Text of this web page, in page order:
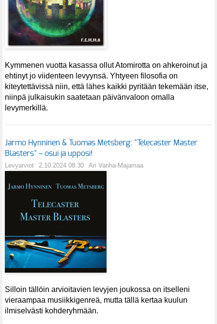
Kymmenen vuotta kasassa ollut Atomirotta on ahkeroinut ja
ehtinyt jo viidenteen levyynsä. Yhtyeen filosofia on
kiteytettävissä niin, että lähes kaikki pyritään tekemään itse,
niinpä julkaisukin saatetaan päivänvaloon omalla
levymerkillä.
Jarmo Hynninen & Tuomas Metsberg: "Telecaster Master
Blasters" – osui ja upposi!
Levyarviot 2.10.2024 08:30 Ari Vanha-Majamaa
Silloin tällöin arvioitavien levyjen joukossa on itselleni
vieraampaa musiikkigenreä, mutta tällä kertaa kuulun
ilmiselvästi kohderyhmään.